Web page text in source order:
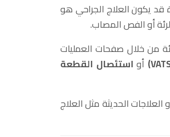
قد يكون العلاج الجراحي هو
أو الفص المصاب.
من خلال صفحات العمليات
أو استئصال القطعة
الحديثة مثل العلاج